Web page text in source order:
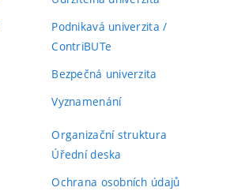
Podnikavá univerzita /
ContriBUTe
Bezpečná univerzita
Vyznamenání
Organizační struktura
Úřední deska
Ochrana osobních údajů